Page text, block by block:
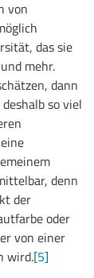
von
das sie
mehr.
dann
so viel
denn
der
oder
von einer
wird.[5]